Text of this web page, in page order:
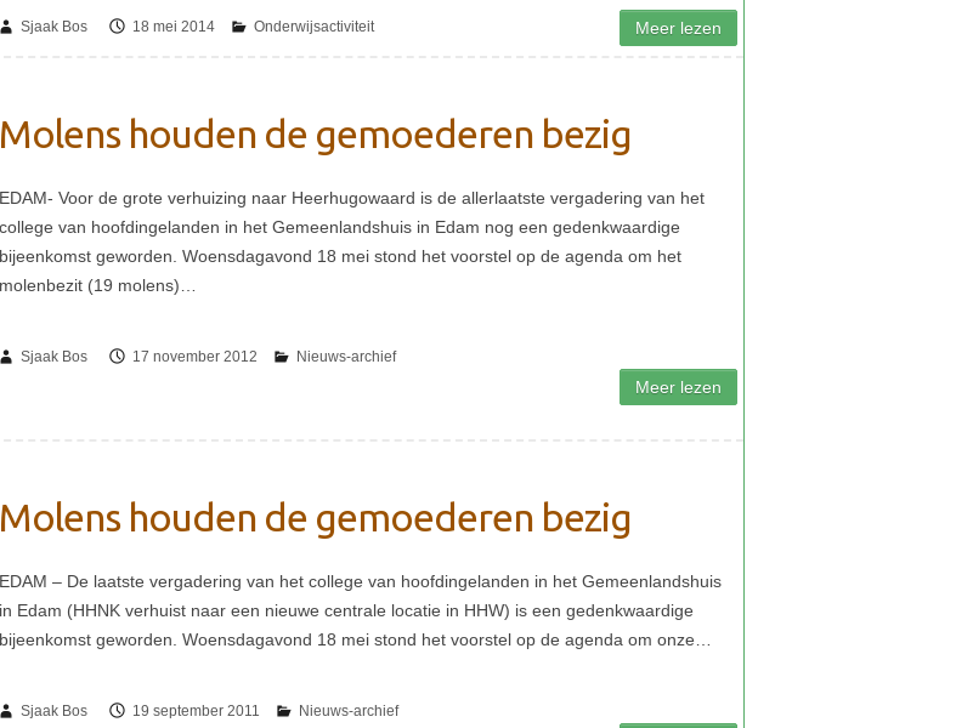
Sjaak Bos 18 mei 2014
Molens houden de gemoederen bezig
Sjaak Bos 17 november 2012
Molens houden de gemoederen bezig
Sjaak Bos 19 september 2011